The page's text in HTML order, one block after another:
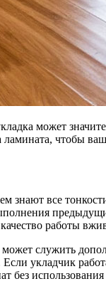
может
чтобы
все
работы
служить
укладчик